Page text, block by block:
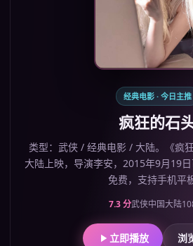
经典电影· 今日主推
疯狂的石
类型：武侠 / 经典电影 / 大陆。《疯
大陆上映，导演李安，2015年9月19
免费，支持手机平
7.3分武侠中国大陆
立即播放 浏